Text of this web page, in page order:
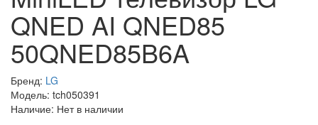
QNED AI QNED85
50QNED85B6A
Бренд: LG
Модель: tch050391
Наличие: Нет в наличии